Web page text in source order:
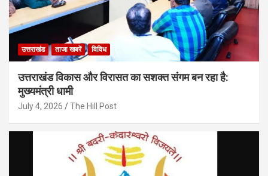
उत्तराखंड ताजा खबरें विविध
उत्तराखंड विकास और विरासत का सशक्त संगम बन रहा है:
मुख्यमंत्री धामी
July 4, 2026 The Hill Post